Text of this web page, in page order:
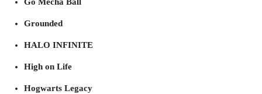
Go Mecha Ball
Grounded
HALO INFINITE
High on Life
Hogwarts Legacy